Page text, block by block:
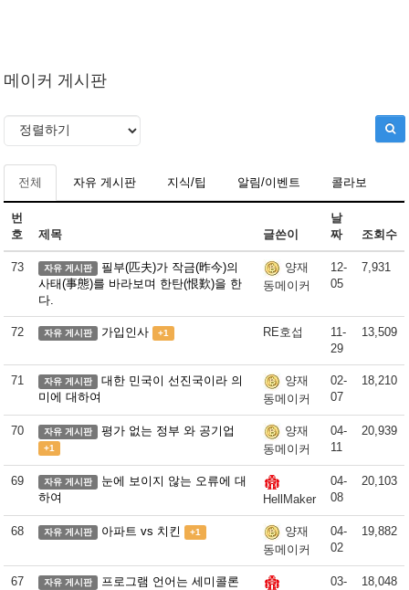
메이커 게시판
전체 자유 게시판 지식/팁 알림/이벤트 콜라보
번
호
제목 글쓴이
날
짜
조회수
73 자유 게시판
필부(匹夫)가 작금(昨今)의
사태(事態)를 바라보며 한탄(恨歎)을 한
다.
양재
동메이커
12-
05
7,931
72 자유 게시판 가입인사 +1 RE호섭
11-
29
13,509
71 자유 게시판
대한 민국이 선진국이라 의
미에 대하여
양재
동메이커
02-
07
18,210
70 자유 게시판 평가 없는 정부 와 공기업
+1
양재
동메이커
04-
11
20,939
69 자유 게시판
눈에 보이지 않는 오류에 대
하여
HellMaker
04-
08
20,103
68 자유 게시판 아파트 vs 치킨 +1
양재
동메이커
04-
02
19,882
67 자유 게시판
프로그램 언어는 세미콜론
03-
18,048